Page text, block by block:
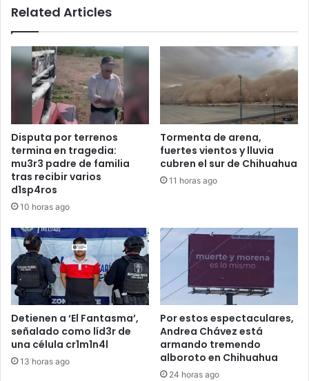
Related Articles
Disputa por terrenos
termina en tragedia:
mu3r3 padre de familia
tras recibir varios
d1sp4ros
10 horas ago
Tormenta de arena,
fuertes vientos y lluvia
cubren el sur de Chihuahua
11 horas ago
Detienen a ‘El Fantasma’,
señalado como líd3r de
una célula cr1m1n4l
13 horas ago
Por estos espectaculares,
Andrea Chávez está
armando tremendo
alboroto en Chihuahua
24 horas ago